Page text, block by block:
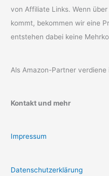
von Affiliate Links. Wenn
kommt, bekommen wir eine
entstehen dabei keine
Als Amazon-Partner
Kontakt und mehr
Impressum
Datenschutzerklärung